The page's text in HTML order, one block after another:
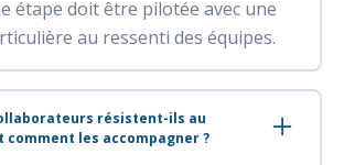
étape doit être pilotée avec une
au ressenti des équipes.
résistent-ils au
comment les accompagner ?